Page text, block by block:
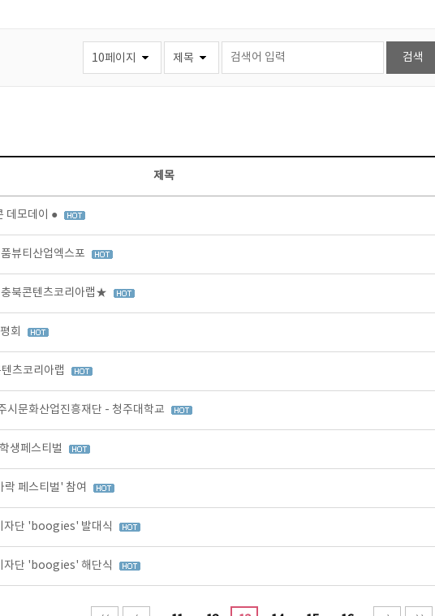
제목
데모데이 ●
뷰티산업엑스포
북콘텐츠코리아랩★
회
츠코리아랩
시문화산업진흥재단 - 청주대학교
생페스티벌
페스티벌' 참여
자단 'boogies' 발대식
자단 'boogies' 해단식